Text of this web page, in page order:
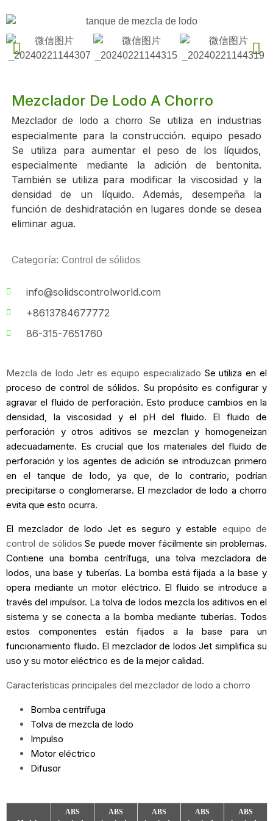
Mezclador De Lodo A Chorro
Mezclador de lodo a chorroSe utiliza en industrias
especialmente para la construcción.equipo pesado
Se utiliza para aumentar el peso de los líquidos,
especialmente mediante la adición de bentonita.
También se utiliza para modificar la viscosidad y la
densidad de un líquido. Además, desempeña la
función de deshidratación en lugares donde se desea
eliminar agua.
Categoría: Control de sólidos
info@solidscontrolworld.com
+8613784677772
86-315-7651760
Mezcla de lodo Jetr es equipo especializado Se utiliza en el
proceso de control de sólidos. Su propósito es configurar y
agravar el fluido de perforación. Esto produce cambios en la
densidad, la viscosidad y el pH del fluido. El fluido de
perforación y otros aditivos se mezclan y homogeneizan
adecuadamente. Es crucial que los materiales del fluido de
perforación y los agentes de adición se introduzcan primero
en el tanque de lodo, ya que, de lo contrario, podrían
precipitarse o conglomerarse. El mezclador de lodo a chorro
evita que esto ocurra.
El mezclador de lodo Jet es seguro y estable equipo de
control de sólidos Se puede mover fácilmente sin problemas.
Contiene una bomba centrífuga, una tolva mezcladora de
lodos, una base y tuberías. La bomba está fijada a la base y
opera mediante un motor eléctrico. El fluido se introduce a
través del impulsor. La tolva de lodos mezcla los aditivos en el
sistema y se conecta a la bomba mediante tuberías. Todos
estos componentes están fijados a la base para un
funcionamiento fluido. El mezclador de lodos Jet simplifica su
uso y su motor eléctrico es de la mejor calidad.
Características principales del mezclador de lodo a chorro
Bomba centrífuga
Tolva de mezcla de lodo
Impulso
Motor eléctrico
Difusor
ABS
ABS
ABS
ABS
ABS